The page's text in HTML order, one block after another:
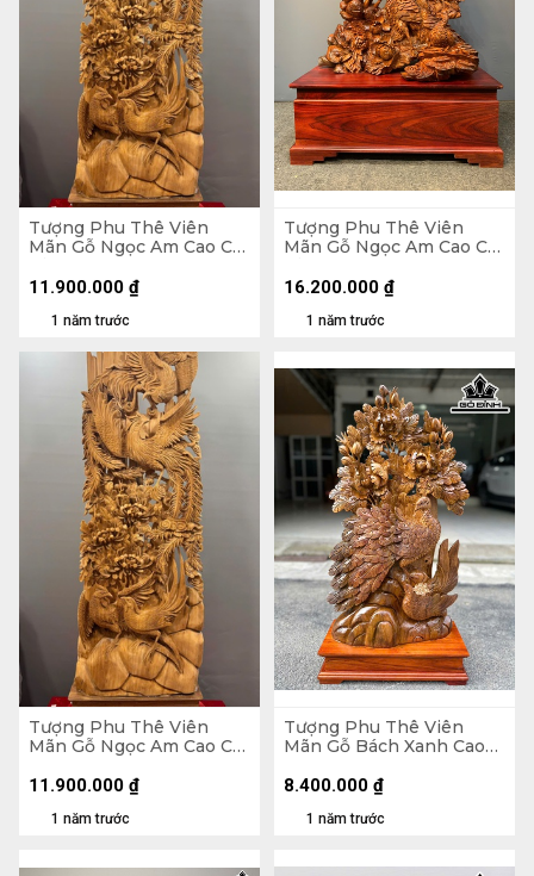
Tượng Phu Thê Viên
Mãn Gỗ Ngọc Am Cao Cả
(cm) - Kỷ Cao 15
1 năm trước
11.900.000 ₫
Tượng Phu Thê Viên
Mãn Gỗ Ngọc Am Cao Cả
(cm) - Kỷ Cao 35
1 năm trước
16.200.000 ₫
Tượng Phu Thê Viên
Mãn Gỗ Ngọc Am Cao Cả
(cm) - Kỷ Cao 15 (cm)
1 năm trước
11.900.000 ₫
Tượng Phu Thê Viên
Mãn Gỗ Bách Xanh Cao
(cm) - Kỷ Cao 10 (cm)
1 năm trước
8.400.000 ₫